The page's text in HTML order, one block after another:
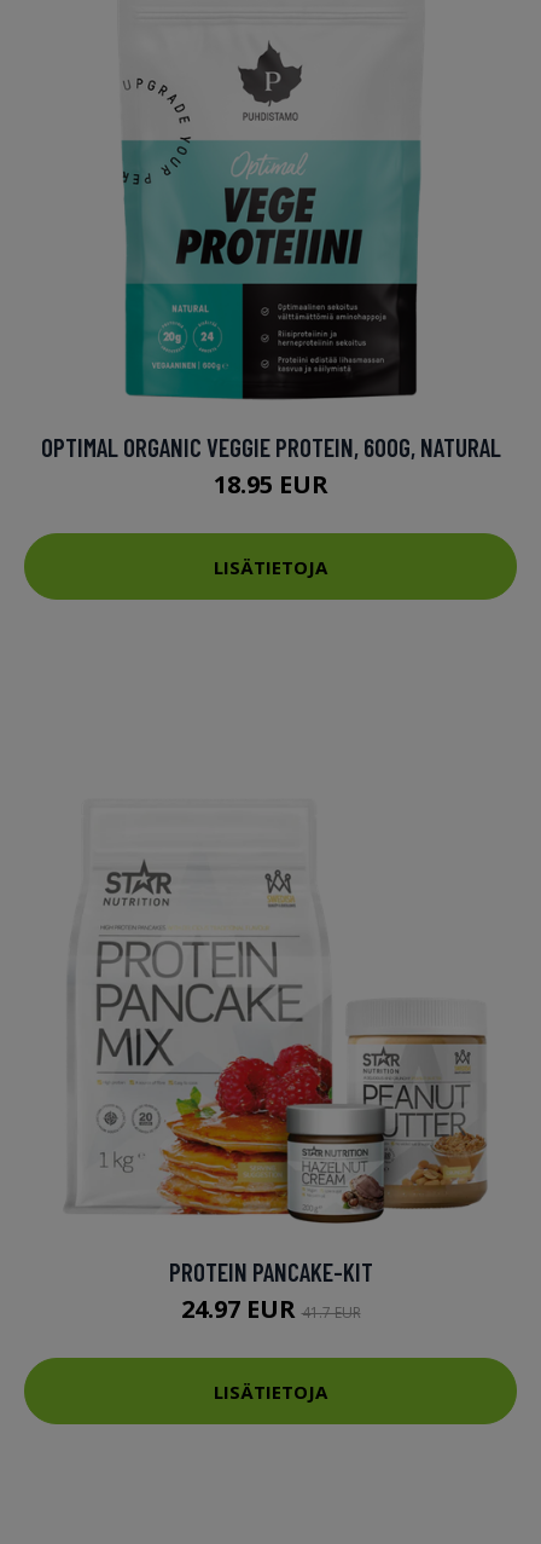
OPTIMAL ORGANIC VEGGIE PROTEIN, 600G, NATURAL
18.95 EUR
LISÄTIETOJA
PROTEIN PANCAKE-KIT
24.97 EUR41.7 EUR
LISÄTIETOJA